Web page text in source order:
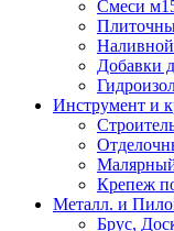
Смеси
Добавки
Инструмент и
Крепеж
Металл. и
Брус,